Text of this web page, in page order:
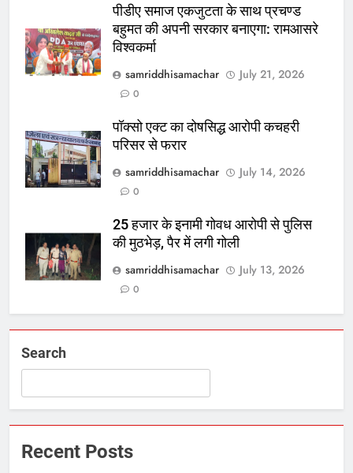
पीडीए समाज एकजुटता के साथ प्रचण्ड
बहुमत की अपनी सरकार बनाएगा: रामआसरे
विश्वकर्मा
samriddhisamachar
July 21, 2026
0
पॉक्सो एक्ट का दोषसिद्ध आरोपी कचहरी
परिसर से फरार
samriddhisamachar
July 14, 2026
0
25 हजार के इनामी गोवध आरोपी से पुलिस
की मुठभेड़, पैर में लगी गोली
samriddhisamachar
July 13, 2026
0
Search
Recent Posts